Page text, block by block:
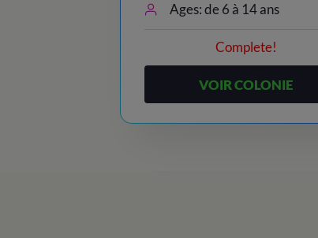
Ages: de 6 à 14 ans
Complete!
VOIR COLONIE